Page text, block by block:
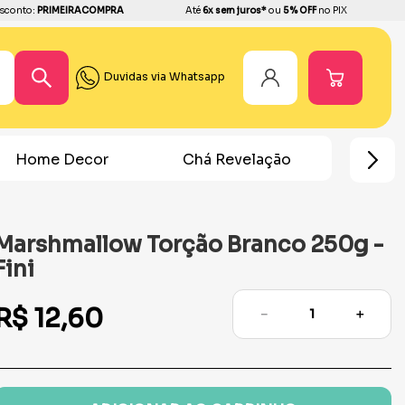
PRIMEIRACOMPRA Até6x sem juros*ou 5% OFFno PIX
Duvidas via Whatsapp
Home Decor Chá Revelação Festa
Torção Branco 250g -
12,60 ＋
－